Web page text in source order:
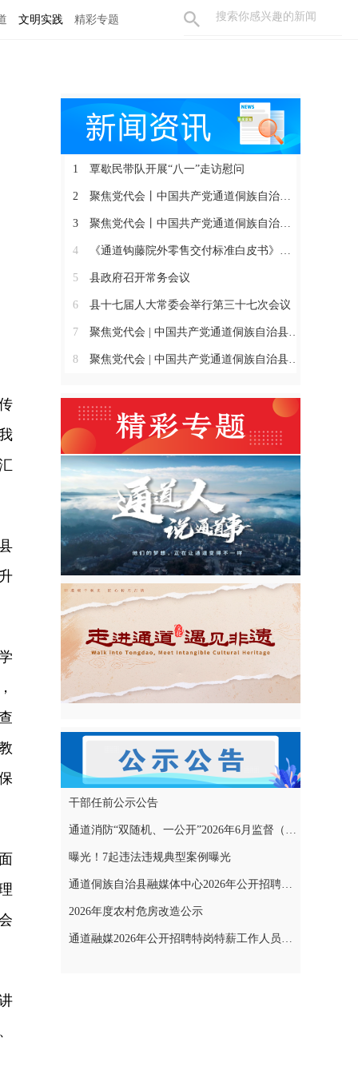
文明实践 精彩专题
1 覃歇民带队开展“八一”走访慰问
2 聚焦党代会丨中国共产党通道侗族自治县第十四届委员会召开第一次全体会议
3 聚焦党代会丨中国共产党通道侗族自治县第十四次代表大会胜利闭幕
4 《通道钩藤院外零售交付标准白皮书》正式发布
5 县政府召开常务会议
6 县十七届人大常委会举行第三十七次会议
7 聚焦党代会 | 中国共产党通道侗族自治县第十四次代表大会开幕
8 聚焦党代会 | 中国共产党通道侗族自治县第十四次代表大会主席团举行第三、四、五、六次会议
干部任前公示公告
通道消防“双随机、一公开”2026年6月监督（专项）抽查结果和2026年7月监督（专项）抽查计划公示
曝光！7起违法违规典型案例曝光
通道侗族自治县融媒体中心2026年公开招聘特岗特薪工作人员拟聘用人员名单公示
2026年度农村危房改造公示
通道融媒2026年公开招聘特岗特薪工作人员考试成绩公示